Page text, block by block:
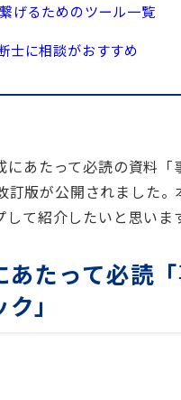
げるためのツール一覧
士に相談がおすすめ
あたって必読の資料
版が公開されました
て紹介したいと思いま
たって必読
」